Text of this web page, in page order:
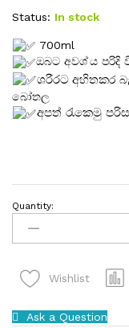
Status: In stock
700ml
ඔබට අවශ්ය පරිදි
ශරීරට අහිතකර
බෝතල
අපත් රැකෙමු
Quantity:
Wishlist
Ask a Question